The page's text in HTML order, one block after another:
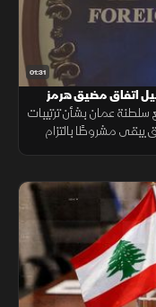
01:31
اتفاق مضيق هرمز
سلطنة عمان بشأن ترتيبات
مشروطًا بالتزام